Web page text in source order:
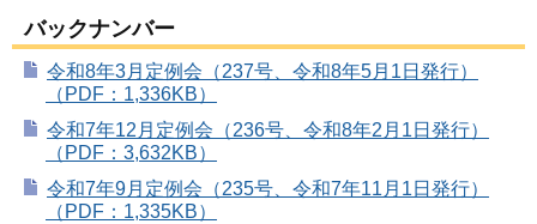
バックナンバー
令和8年3月定例会（237号、令和8年5月1日発行）
（PDF：1,336KB）
令和7年12月定例会（236号、令和8年2月1日発行）
（PDF：3,632KB）
令和7年9月定例会（235号、令和7年11月1日発行）
（PDF：1,335KB）